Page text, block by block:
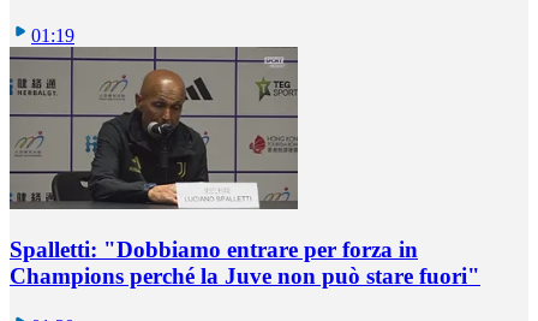
01:19
Spalletti: "Dobbiamo entrare per forza in
Champions perché la Juve non può stare fuori"